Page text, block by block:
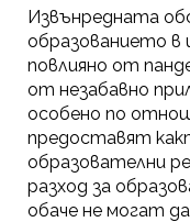
Извънредната
образованието в
повлияно от
от незабавно
особено по
предоставят
образователни
разход за
обаче не могат